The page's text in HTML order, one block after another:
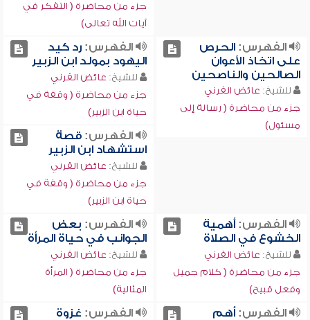
جزء من محاضرة ( التفكر في
آيات الله تعالى)
الفهرس:الحرص
على اتخاذ الأعوان
الصالحين والناصحين
للشيخ: عائض القرني
جزء من محاضرة ( رسالة إلى
مسئول)
الفهرس:رد كيد
اليهود بمولد ابن الزبير
للشيخ: عائض القرني
جزء من محاضرة ( وقفة في
حياة ابن الزبير)
الفهرس:قصة
استشهاد ابن الزبير
للشيخ: عائض القرني
جزء من محاضرة ( وقفة في
حياة ابن الزبير)
الفهرس:أهمية
الخشوع في الصلاة
للشيخ: عائض القرني
جزء من محاضرة ( كلام جميل
وفعل قبيح)
الفهرس: بعض
الجوانب في حياة المرأة
للشيخ: عائض القرني
جزء من محاضرة ( المرأة
المثالية)
الفهرس:أهم
الفهرس: غزوة